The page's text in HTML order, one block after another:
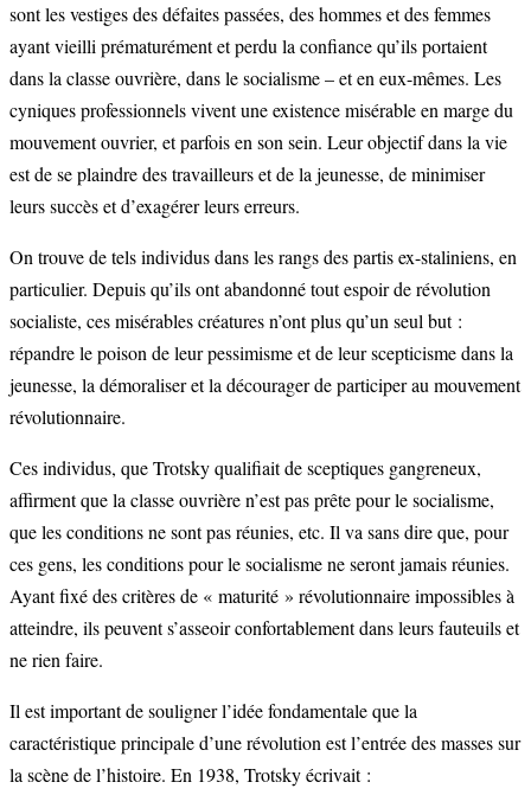
sont les vestiges des défaites passées, des hommes et des femmes
ayant vieilli prématurément et perdu la confiance qu’ils portaient
dans la classe ouvrière, dans le socialisme – et en eux-mêmes. Les
cyniques professionnels vivent une existence misérable en marge du
mouvement ouvrier, et parfois en son sein. Leur objectif dans la vie
est de se plaindre des travailleurs et de la jeunesse, de minimiser
leurs succès et d’exagérer leurs erreurs.
On trouve de tels individus dans les rangs des partis ex-staliniens, en
particulier. Depuis qu’ils ont abandonné tout espoir de révolution
socialiste, ces misérables créatures n’ont plus qu’un seul but :
répandre le poison de leur pessimisme et de leur scepticisme dans la
jeunesse, la démoraliser et la décourager de participer au mouvement
révolutionnaire.
Ces individus, que Trotsky qualifiait de sceptiques gangreneux,
affirment que la classe ouvrière n’est pas prête pour le socialisme,
que les conditions ne sont pas réunies, etc. Il va sans dire que, pour
ces gens, les conditions pour le socialisme ne seront jamais réunies.
Ayant fixé des critères de « maturité » révolutionnaire impossibles à
atteindre, ils peuvent s’asseoir confortablement dans leurs fauteuils et
ne rien faire.
Il est important de souligner l’idée fondamentale que la
caractéristique principale d’une révolution est l’entrée des masses sur
la scène de l’histoire. En 1938, Trotsky écrivait :